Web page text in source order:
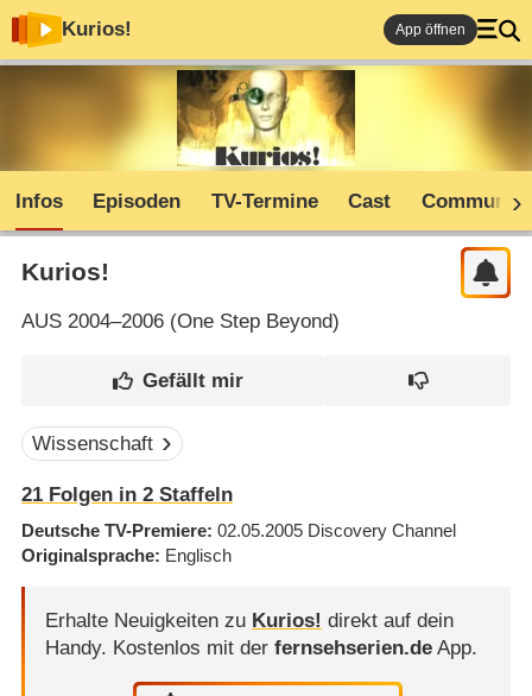
Kurios! App öffnen
Infos Episoden TV-Termine Cast Community
Kurios!
AUS2004–2006 (One Step Beyond)
Wissenschaft
21Folgen in 2Staffeln
Deutsche TV-Premiere 02.05.2005 Discovery Channel
Originalsprache Englisch
Erhalte Neuigkeiten zu Kurios! direkt auf dein
Handy. Kostenlos mit der fernsehserien.deApp.